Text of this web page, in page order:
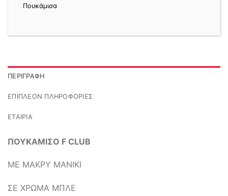
Πουκάμισα
ΠΕΡΙΓΡΑΦΉ
ΕΠΙΠΛΈΟΝ ΠΛΗΡΟΦΟΡΊΕΣ
ΕΤΑΙΡΊΑ
ΠΟΥΚΑΜΙΣΟ F CLUB
ΜΕ ΜΑΚΡΥ ΜΑΝΙΚΙ
ΣΕ ΧΡΩΜΑ ΜΠΛΕ